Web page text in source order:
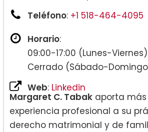
Teléfono: +1 518-464-4095
Horario:
09:00-17:00 (Lunes-Viernes)
Cerrado (Sábado-
Web: Linkedin
Margaret C. Tabak aporta
experiencia profesional a su
derecho matrimonial y de